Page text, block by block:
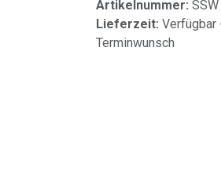
Artikelnummer:
Lieferzeit: Verfügbar
Terminwunsch